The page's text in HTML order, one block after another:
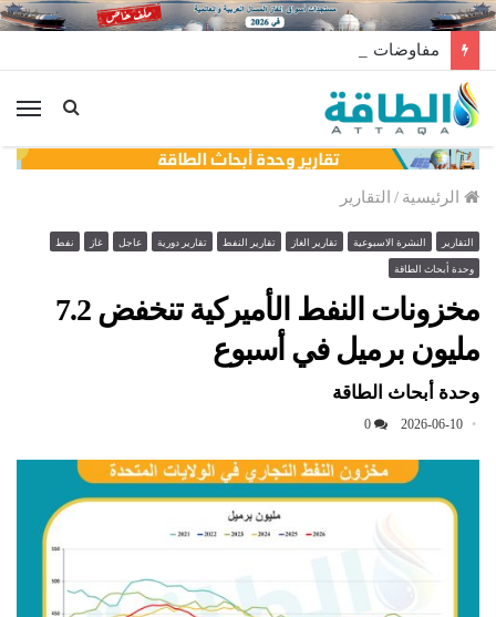
مفاوضات لتخزين النفط العراقي في الخارج
الرئيسية / التقارير
التقارير النشرة الاسبوعية تقارير الغاز تقارير النفط تقارير دورية عاجل غاز نفط
وحدة أبحاث الطاقة
مخزونات النفط الأميركية تنخفض 7.2
مليون برميل في أسبوع
وحدة أبحاث الطاقة
2026-06-10
0